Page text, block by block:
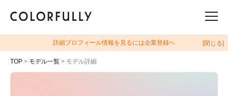
詳細プロフィール情報を見るには企業登録へ [閉じる]
TOP > モデル一覧 > モデル詳細